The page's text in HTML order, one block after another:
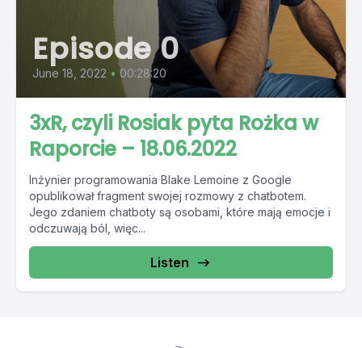
Episode 0
June 18, 2022 • 00:28:20
3xR, czyli Rosiak pyta Rożka w
Raporcie – 18.06.2022
Inżynier programowania Blake Lemoine z Google
opublikował fragment swojej rozmowy z chatbotem.
Jego zdaniem chatboty są osobami, które mają emocje i
odczuwają ból, więc...
Listen